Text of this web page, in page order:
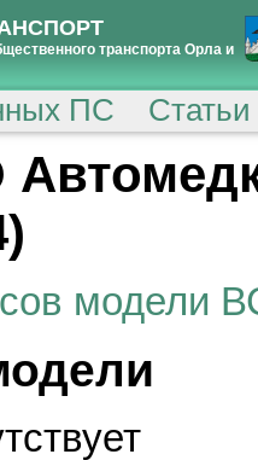
транспорта Орла и
ПС
модели